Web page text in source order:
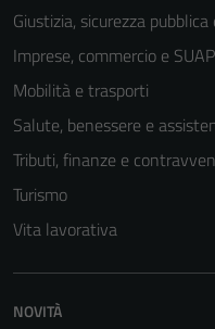
Giustizia, sicurezza
Imprese, commercio e SUAP
Mobilità e trasporti
Salute, benessere e
Tributi, finanze e
Turismo
Vita lavorativa
NOVITÀ